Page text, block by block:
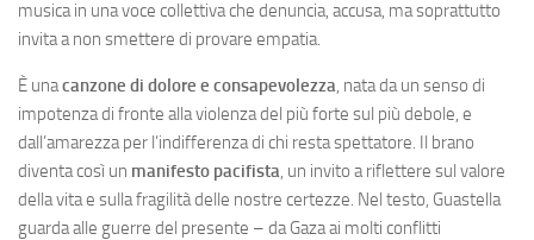
musica in una voce collettiva che denuncia, accusa, ma soprattutto
invita a non smettere di provare empatia.
È unacanzone di dolore e consapevolezza, nata da un senso di
impotenza di fronte alla violenza del più forte sul più debole, e
dall’amarezza per l’indifferenza di chi resta spettatore. Il brano
diventa così un manifesto pacifista, un invito a riflettere sul valore
della vita e sulla fragilità delle nostre certezze. Nel testo, Guastella
guarda alle guerre del presente – da Gaza ai molti conflitti